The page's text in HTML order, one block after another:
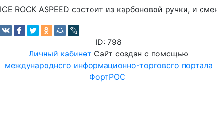
ICE ROCK ASPEED состоит из карбоновой ручки, и
ID: 798
Личный кабинет Сайт создан с помощью
международного информационно-торгового портала
ФортРОС